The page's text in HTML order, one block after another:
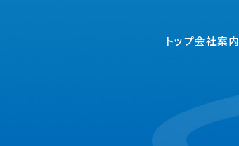
トップ会社案内